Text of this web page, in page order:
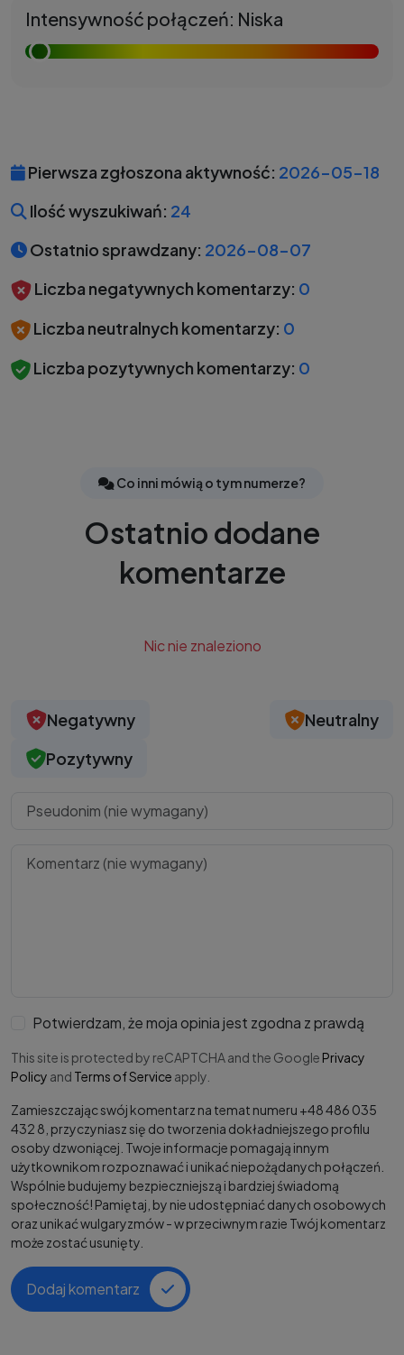
Intensywność połączeń: Niska
Pierwsza zgłoszona aktywność: 2026-05-18
Ilość wyszukiwań: 24
Ostatnio sprawdzany: 2026-08-07
Liczba negatywnych komentarzy: 0
Liczba neutralnych komentarzy: 0
Liczba pozytywnych komentarzy: 0
Co inni mówią o tym numerze?
Ostatnio dodane
komentarze
Nic nie znaleziono
Negatywny
Neutralny
Pozytywny
Potwierdzam, że moja opinia jest zgodna z prawdą
This site is protected by reCAPTCHA and the Google Privacy
Policy and Terms of Service apply.
Zamieszczając swój komentarz na temat numeru +48 486 035
432 8, przyczyniasz się do tworzenia dokładniejszego profilu
osoby dzwoniącej. Twoje informacje pomagają innym
użytkownikom rozpoznawać i unikać niepożądanych połączeń.
Wspólnie budujemy bezpieczniejszą i bardziej świadomą
społeczność! Pamiętaj, by nie udostępniać danych osobowych
oraz unikać wulgaryzmów - w przeciwnym razie Twój komentarz
może zostać usunięty.
Dodaj komentarz